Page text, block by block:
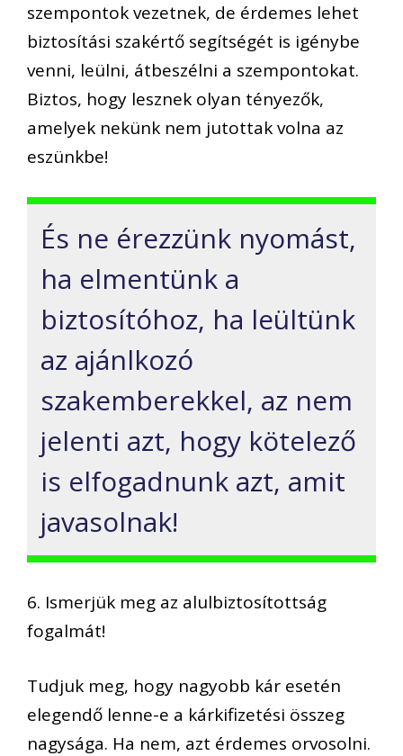
szempontok vezetnek, de érdemes lehet
biztosítási szakértő segítségét is igénybe
venni, leülni, átbeszélni a szempontokat.
Biztos, hogy lesznek olyan tényezők,
amelyek nekünk nem jutottak volna az
eszünkbe!
És ne érezzünk nyomást,
ha elmentünk a
biztosítóhoz, ha leültünk
az ajánlkozó
szakemberekkel, az nem
jelenti azt, hogy kötelező
is elfogadnunk azt, amit
javasolnak!
6. Ismerjük meg az alulbiztosítottság
fogalmát!
Tudjuk meg, hogy nagyobb kár esetén
elegendő lenne-e a kárkifizetési összeg
nagysága. Ha nem, azt érdemes orvosolni.